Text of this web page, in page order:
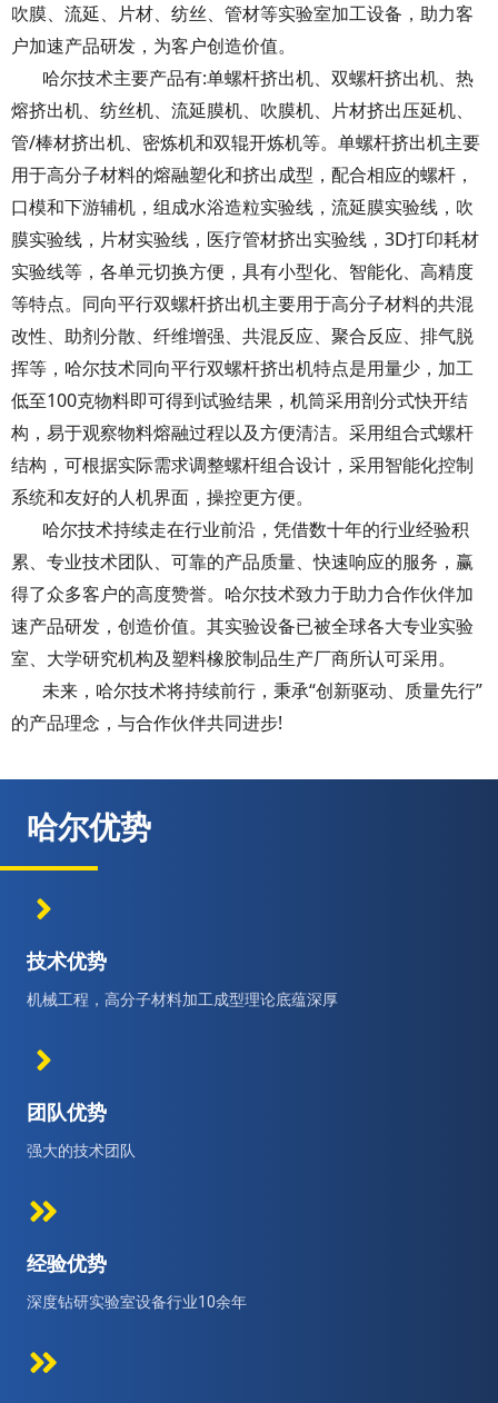
吹膜、流延、片材、纺丝、管材等实验室加工设备，助力客
户加速产品研发，为客户创造价值。
哈尔技术主要产品有:单螺杆挤出机、双螺杆挤出机、热
熔挤出机、纺丝机、流延膜机、吹膜机、片材挤出压延机、
管/棒材挤出机、密炼机和双辊开炼机等。单螺杆挤出机主要
用于高分子材料的熔融塑化和挤出成型，配合相应的螺杆，
口模和下游辅机，组成水浴造粒实验线，流延膜实验线，吹
膜实验线，片材实验线，医疗管材挤出实验线，3D打印耗材
实验线等，各单元切换方便，具有小型化、智能化、高精度
等特点。同向平行双螺杆挤出机主要用于高分子材料的共混
改性、助剂分散、纤维增强、共混反应、聚合反应、排气脱
挥等，哈尔技术同向平行双螺杆挤出机特点是用量少，加工
低至100克物料即可得到试验结果，机筒采用剖分式快开结
构，易于观察物料熔融过程以及方便清洁。采用组合式螺杆
结构，可根据实际需求调整螺杆组合设计，采用智能化控制
系统和友好的人机界面，操控更方便。
哈尔技术持续走在行业前沿，凭借数十年的行业经验积
累、专业技术团队、可靠的产品质量、快速响应的服务，赢
得了众多客户的高度赞誉。哈尔技术致力于助力合作伙伴加
速产品研发，创造价值。其实验设备已被全球各大专业实验
室、大学研究机构及塑料橡胶制品生产厂商所认可采用。
未来，哈尔技术将持续前行，秉承“创新驱动、质量先行”
的产品理念，与合作伙伴共同进步!
哈尔优势
技术优势
机械工程，高分子材料加工成型理论底蕴深厚
团队优势
强大的技术团队
经验优势
深度钻研实验室设备行业10余年